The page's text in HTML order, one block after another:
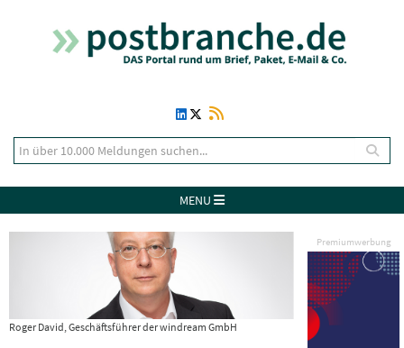
MENU
Premiumwerbung
Roger David, Geschäftsführer der windream GmbH